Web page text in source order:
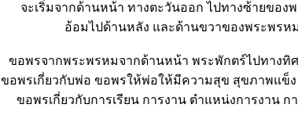
จะเริ่มจากด้านหน้า ทางตะวันออก ไปทางซ้ายของ
อ้อมไปด้านหลัง และด้านขวาของพระพรหม
ขอพรจากพระพรหมจากด้านหน้า พระพักตร์ไปทางทิ
ขอพรเกี่ยวกับพ่อ ขอพรให้พ่อให้มีความสุข สุขภาพแข็
ขอพรเกี่ยวกับการเรียน การงาน ตำแหน่งการงาน ก